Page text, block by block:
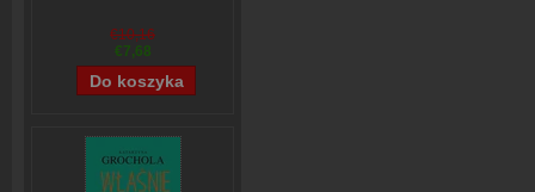
€10,16
€7,68